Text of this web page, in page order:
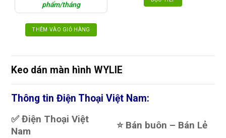
phẩm/tháng
THÊM VÀO GIỎ HÀNG
Keo dán màn hình WYLIE
Thông tin Điện Thoại Việt Nam:
✅ Điện Thoại Việt
Nam
⭐️ Bán buôn – Bán Lẻ